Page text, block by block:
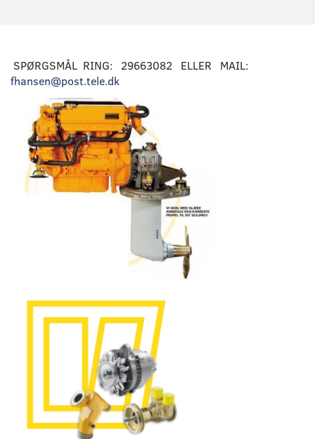
SPØRGSMÅL RING: 29663082 ELLER MAIL:
fhansen@post.tele.dk